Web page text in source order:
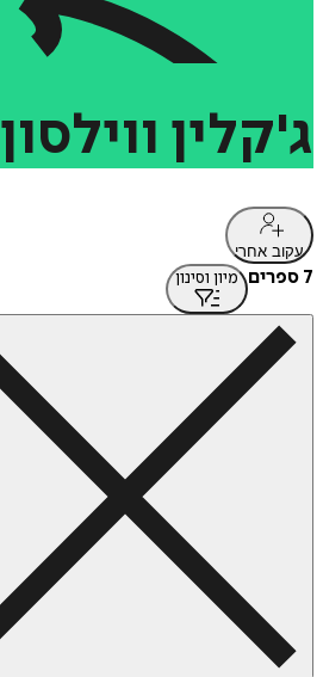
ג'קלין ווילסון
עקוב אחרי
7 ספרים מיון וסינון